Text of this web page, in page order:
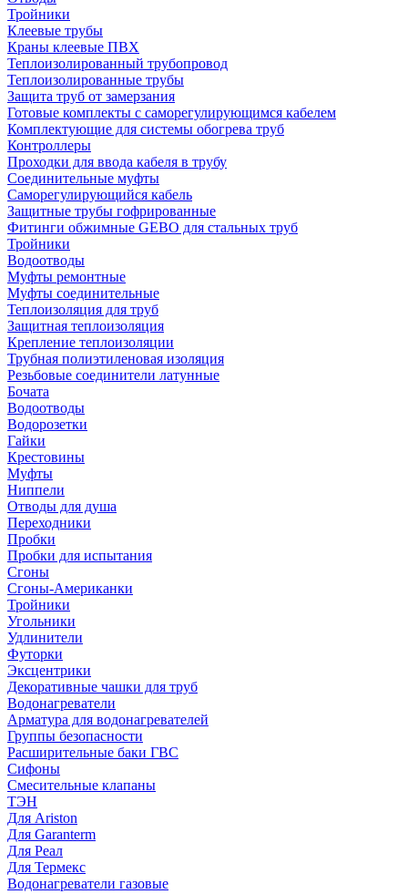
Тройники
Клеевые трубы
Краны клеевые ПВХ
Теплоизолированный трубопровод
Теплоизолированные трубы
Защита труб от замерзания
Готовые комплекты с саморегулирующимся кабелем
Комплектующие для системы обогрева труб
Контроллеры
Проходки для ввода кабеля в трубу
Соединительные муфты
Саморегулирующийся кабель
Защитные трубы гофрированные
Фитинги обжимные GEBO для стальных труб
Тройники
Водоотводы
Муфты ремонтные
Муфты соединительные
Теплоизоляция для труб
Защитная теплоизоляция
Крепление теплоизоляции
Трубная полиэтиленовая изоляция
Резьбовые соединители латунные
Бочата
Водоотводы
Водорозетки
Гайки
Крестовины
Муфты
Ниппели
Отводы для душа
Переходники
Пробки
Пробки для испытания
Сгоны
Сгоны-Американки
Тройники
Угольники
Удлинители
Футорки
Эксцентрики
Декоративные чашки для труб
Водонагреватели
Арматура для водонагревателей
Группы безопасности
Расширительные баки ГВС
Сифоны
Смесительные клапаны
ТЭН
Для Ariston
Для Garanterm
Для Реал
Для Термекс
Водонагреватели газовые